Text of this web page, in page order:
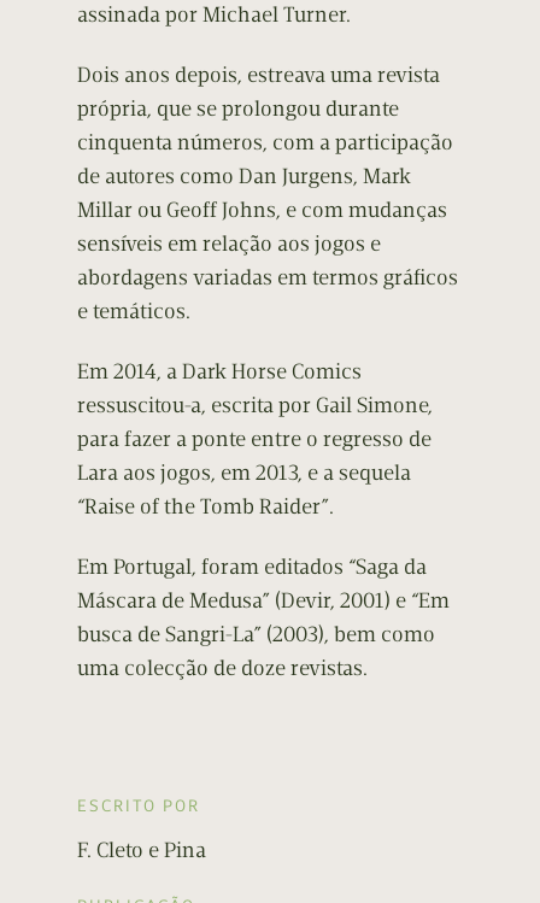
assinada por Michael Turner.
Dois anos depois, estreava uma revista
própria, que se prolongou durante
cinquenta números, com a participação
de autores como Dan Jurgens, Mark
Millar ou Geoff Johns, e com mudanças
sensíveis em relação aos jogos e
abordagens variadas em termos gráficos
e temáticos.
Em 2014, a Dark Horse Comics
ressuscitou-a, escrita por Gail Simone,
para fazer a ponte entre o regresso de
Lara aos jogos, em 2013, e a sequela
“Raise of the Tomb Raider”.
Em Portugal, foram editados “Saga da
Máscara de Medusa” (Devir, 2001) e “Em
busca de Sangri-La” (2003), bem como
uma colecção de doze revistas.
ESCRITO POR
F. Cleto e Pina